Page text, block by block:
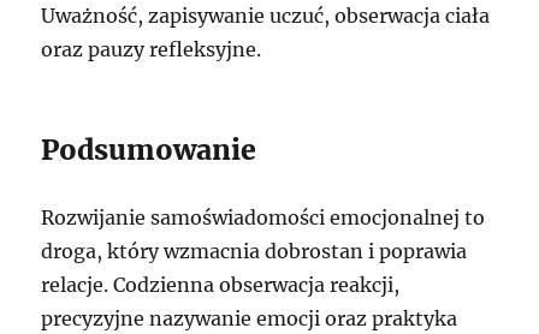
Uważność, zapisywanie uczuć, obserwacja ciała
oraz pauzy refleksyjne.
Podsumowanie
Rozwijanie samoświadomości emocjonalnej to
droga, który wzmacnia dobrostan i poprawia
relacje. Codzienna obserwacja reakcji,
precyzyjne nazywanie emocji oraz praktyka